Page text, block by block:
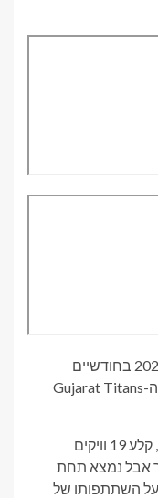
סיראג' היה עסוק בליגת העל ההודית 2026 בחודשיים
האחרונים. הוא היה שחקן מפתח עבור ה-Gujarat Titans
הוא שיחק בכל 17 המשחקים עבור GT, קלע 19 וויקים
אבל נמצא תחת
השתתפותו של